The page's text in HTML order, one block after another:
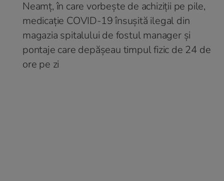
Neamț, în care vorbește de achiziții pe pile,
medicație COVID-19 însușită ilegal din
magazia spitalului de fostul manager și
pontaje care depășeau timpul fizic de 24 de
ore pe zi